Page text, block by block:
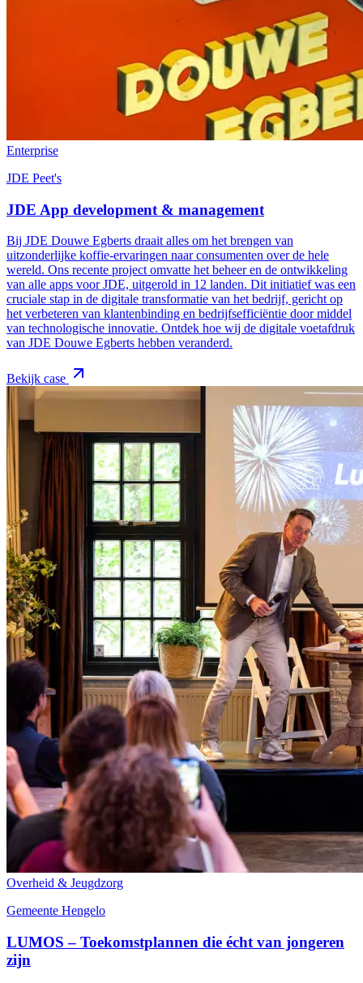
Enterprise
JDE Peet's
JDE App development & management
Bij JDE Douwe Egberts draait alles om het brengen van
uitzonderlijke koffie-ervaringen naar consumenten over de hele
wereld. Ons recente project omvatte het beheer en de ontwikkeling
van alle apps voor JDE, uitgerold in 12 landen. Dit initiatief was een
cruciale stap in de digitale transformatie van het bedrijf, gericht op
het verbeteren van klantenbinding en bedrijfsefficiëntie door middel
van technologische innovatie. Ontdek hoe wij de digitale voetafdruk
van JDE Douwe Egberts hebben veranderd.
Bekijk case
Overheid & Jeugdzorg
Gemeente Hengelo
LUMOS – Toekomstplannen die écht van jongeren
zijn